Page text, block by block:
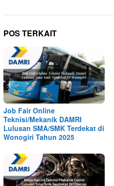
POS TERKAIT
Job Fair Online
Teknisi/Mekanik DAMRI
Lulusan SMA/SMK Terdekat di
Wonogiri Tahun 2025